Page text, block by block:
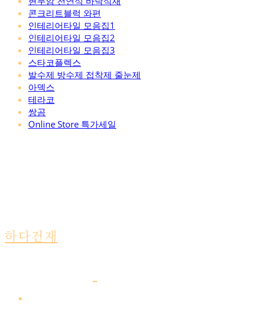
콘크리트블럭 와편
인테리어타일 모음집1
인테리어타일 모음집2
인테리어타일 모음집3
스타코플렉스
발수제 방수제 접착제 줄눈제
아덱스
테라코
쌍곰
Online Store 특가세일
하다건재